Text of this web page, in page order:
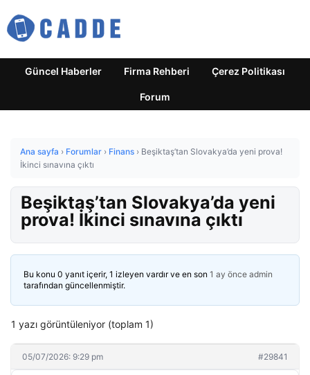
Güncel Haberler Firma Rehberi Çerez Politikası
Forum
Ana sayfa › Forumlar › Finans › Beşiktaş’tan Slovakya’da yeni prova!
İkinci sınavına çıktı
Beşiktaş’tan Slovakya’da yeni
prova! İkinci sınavına çıktı
Bu konu 0 yanıt içerir, 1 izleyen vardır ve en son 1 ay önce admin
tarafından güncellenmiştir.
1 yazı görüntüleniyor (toplam 1)
05/07/2026: 9:29 pm #29841